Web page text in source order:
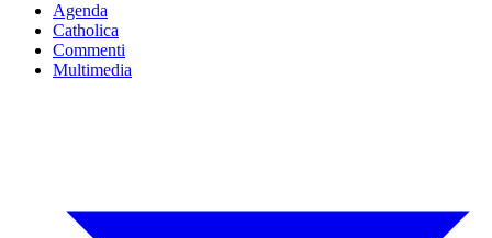
Agenda
Catholica
Commenti
Multimedia